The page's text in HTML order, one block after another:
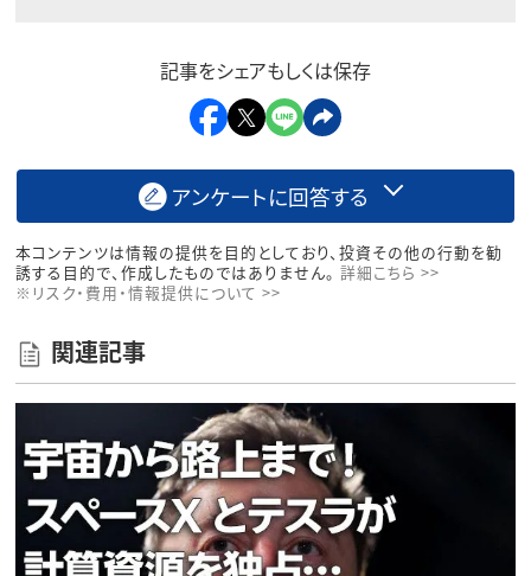
記事をシェアもしくは保存
アンケートに回答する
本コンテンツは情報の提供を目的としており、投資その他の行動を勧
誘する目的で、作成したものではありません。 詳細こちら >>
※リスク・費用・情報提供について >>
関連記事